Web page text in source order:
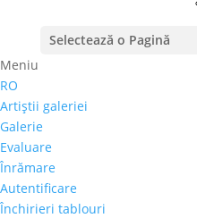
Selectează o Pagină
Meniu
RO
Artiştii galeriei
Galerie
Evaluare
Înrămare
Autentificare
Închirieri tablouri
Pod de arta peste Prut
Republica Moldova –
La a saptea Gala ROCAT
Galeriei Alexandra’s au
sculpturi aduse de peste
prietenului nostru Iurie
pictorii Victor Frimu, Radu
de...